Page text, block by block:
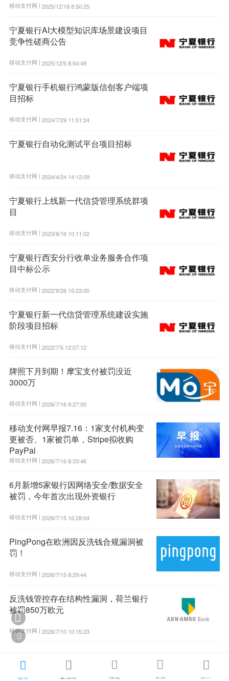
移动支付网 | 2025/12/18 8:50:25
宁夏银行AI大模型知识库场景建设项目
竞争性磋商公告
移动支付网 | 2025/12/5 8:54:49
宁夏银行手机银行鸿蒙版信创客户端项
目招标
移动支付网 | 2024/7/29 11:51:24
宁夏银行自动化测试平台项目招标
移动支付网 | 2024/4/24 14:12:09
宁夏银行上线新一代信贷管理系统群项
目
移动支付网 | 2023/8/16 10:11:02
宁夏银行西安分行收单业务服务合作项
目中标公示
移动支付网 | 2022/9/26 15:23:00
宁夏银行新一代信贷管理系统建设实施
阶段项目招标
移动支付网 | 2022/7/5 12:07:12
牌照下月到期！摩宝支付被罚没近
3000万
移动支付网 | 2026/7/16 9:27:00
移动支付网早报7.16：1家支付机构变
更被否、1家被罚单，Stripe拟收购
PayPal
移动支付网 | 2026/7/16 8:33:46
6月新增5家银行因网络安全/数据安全
被罚，今年首次出现外资银行
移动支付网 | 2026/7/15 16:28:04
PingPong在欧洲因反洗钱合规漏洞被
罚！
移动支付网 | 2026/7/15 8:29:44
反洗钱管控存在结构性漏洞，荷兰银行
被罚850万欧元
移动支付网 | 2026/7/10 10:15:23
  
活动

专栏


